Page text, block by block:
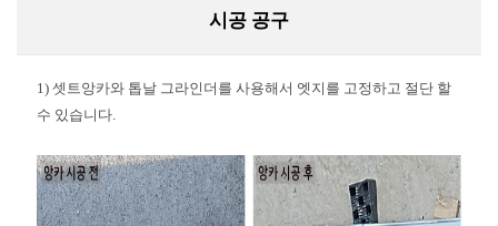
시공 공구
1) 셋트앙카와 톱날 그라인더를 사용해서 엣지를 고정하고 절단 할
수 있습니다.